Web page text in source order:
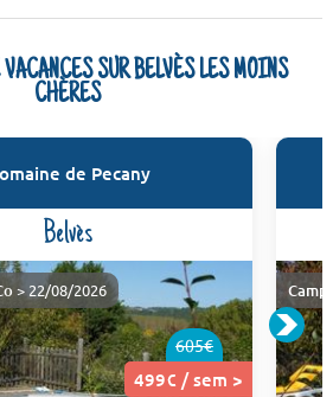
SUR BELVÈS LES MOINS
CHÈRES
de Pecany
Belvès
605€
499€ / sem >
> 22/08/2026